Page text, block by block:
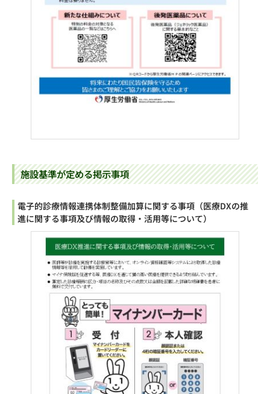
施設基準が定める掲示事項
電子的診療情報連携体制整備加算に関する事項（医療DXの推
進に関する事項及び情報の取得・活用等について）